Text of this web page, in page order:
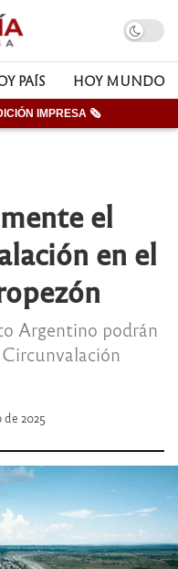
PAÍS HOY MUNDO
IMPRESA 🗞
el
en el
Argentino podrán
de 2025